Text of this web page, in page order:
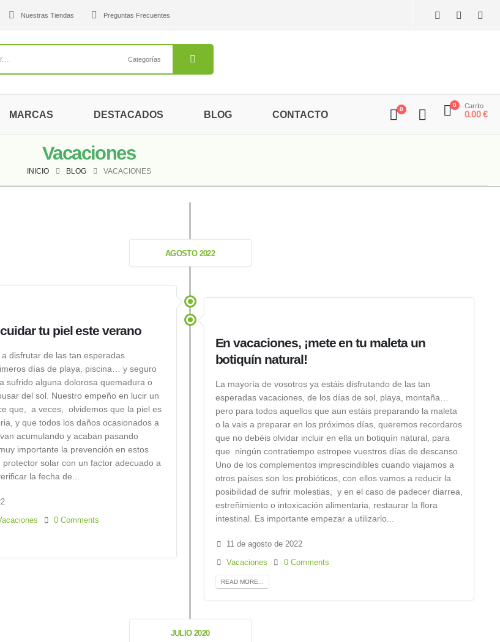
Nuestras Tiendas Preguntas Frecuentes
Categorías
MARCAS DESTACADOS BLOG CONTACTO
0
0 Carrito
0.00€
Vacaciones
INICIO BLOG VACACIONES
AGOSTO 2022
tu piel este verano
disfrutar de las tan esperadas
días de playa, piscina… y seguro
sufrido alguna dolorosa quemadura o
del sol. Nuestro empeño en lucir un
que, a veces, olvidemos que la piel es
y que todos los daños ocasionados a
acumulando y acaban pasando
importante la prevención en estos
solar con un factor adecuado a
la fecha de...
0 Comments
En vacaciones, ¡mete en tu maleta un
botiquín natural!
La mayoría de vosotros ya estáis disfrutando de las tan
esperadas vacaciones, de los días de sol, playa, montaña…
pero para todos aquellos que aun estáis preparando la maleta
o la vais a preparar en los próximos días, queremos recordaros
que no debéis olvidar incluir en ella un botiquín natural, para
que ningún contratiempo estropee vuestros días de descanso.
Uno de los complementos imprescindibles cuando viajamos a
otros países son los probióticos, con ellos vamos a reducir la
posibilidad de sufrir molestias, y en el caso de padecer diarrea,
estreñimiento o intoxicación alimentaria, restaurar la flora
intestinal. Es importante empezar a utilizarlo...
11 de agosto de 2022
Vacaciones 0 Comments
READ MORE...
JULIO 2020